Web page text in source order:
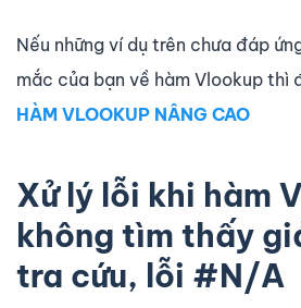
Nếu những ví dụ trên chưa đáp
mắc của bạn về hàm Vlookup thì
HÀM VLOOKUP NÂNG CAO
Xử lý lỗi khi hàm
không tìm thấy
tra cứu, lỗi #N/A